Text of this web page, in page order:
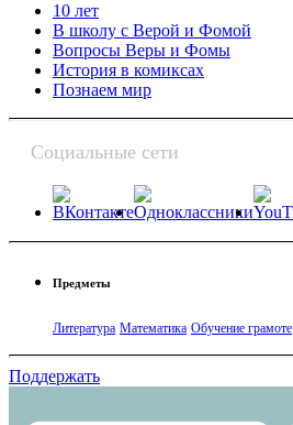
10 лет
В школу с Верой и Фомой
Вопросы Веры и Фомы
История в комиксах
Познаем мир
Социальные сети
Предметы
Литература Математика Обучение грамоте
Поддержать